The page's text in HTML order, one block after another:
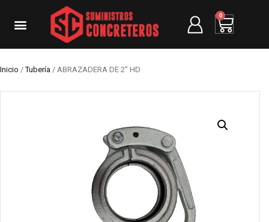
0
Inicio /Tubería / ABRAZADERA DE 2″ HD